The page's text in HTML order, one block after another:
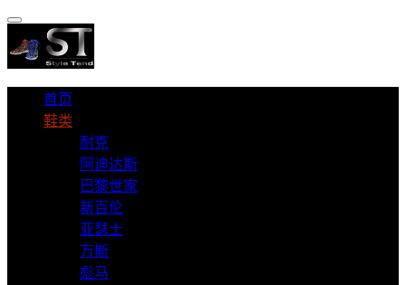
首页
鞋类
耐克
阿迪达斯
巴黎世家
新百伦
亚瑟士
万斯
彪马